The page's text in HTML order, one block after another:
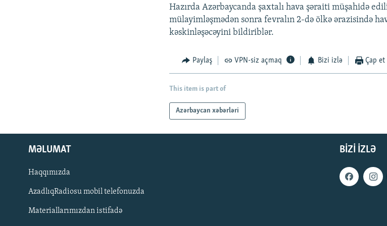
Hazırda Azərbaycanda şaxtalı hava şəraiti müşahidə
mülayimləşmədən sonra fevralın 2-də ölkə ərazisində
kəskinləşəcəyini bildiriblər.
Paylaş VPN-siz açmaq Bizi izlə Çap et
This item is part of
Azərbaycan xəbərləri
BIZI IZLƏ
MƏLUMAT
Haqqımızda
AzadlıqRadiosu mobil telefonuzda
Materiallarımızdan istifadə